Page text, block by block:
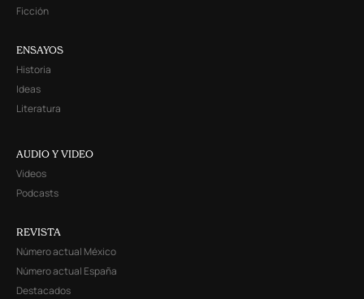
Ficción
ENSAYOS
Historia
Ideas
Literatura
AUDIO Y VIDEO
Videos
Podcasts
REVISTA
Número actual México
Número actual España
Destacados